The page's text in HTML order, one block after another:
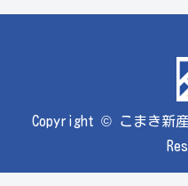
Copyright © こまき新